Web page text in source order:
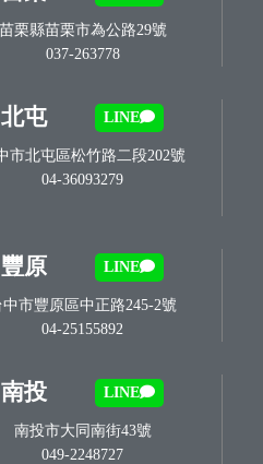
苗栗縣苗栗市為公路29號
037-263778
北屯 LINE
市北屯區松竹路二段202號
04-36093279
豐原 LINE
中市豐原區中正路245-2號
04-25155892
南投 LINE
南投市大同南街43號
049-2248727